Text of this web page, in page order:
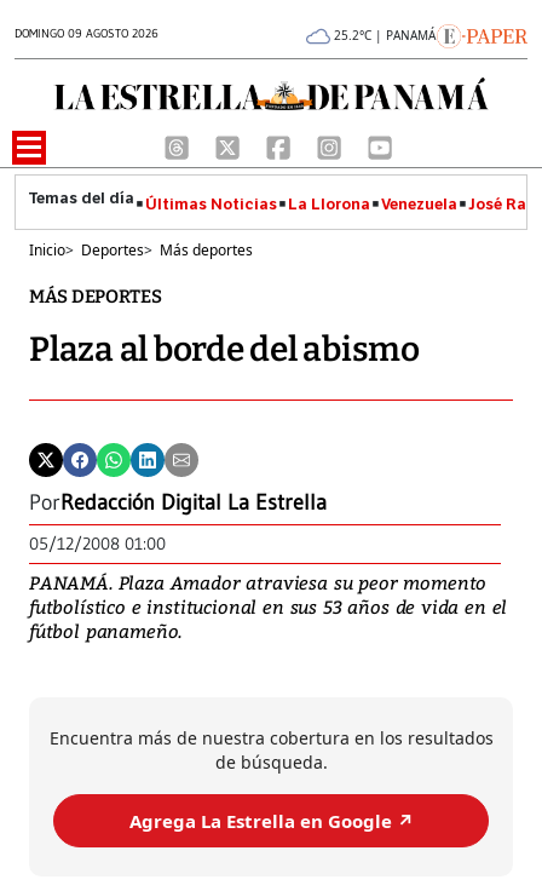
DOMINGO 09 AGOSTO 2026 25.2°C | PANAMÁ
Últimas Noticias La Llorona Venezuela José
Inicio> Deportes> Más deportes
MÁS DEPORTES
Plaza al borde del abismo
PorRedacción Digital La Estrella
05/12/2008 01:00
PANAMÁ. Plaza Amador atraviesa su peor momento
futbolístico e institucional en sus 53 años de vida en el
fútbol panameño.
Encuentra más de nuestra cobertura en los resultados
de búsqueda.
Agrega La Estrella en Google ↗️